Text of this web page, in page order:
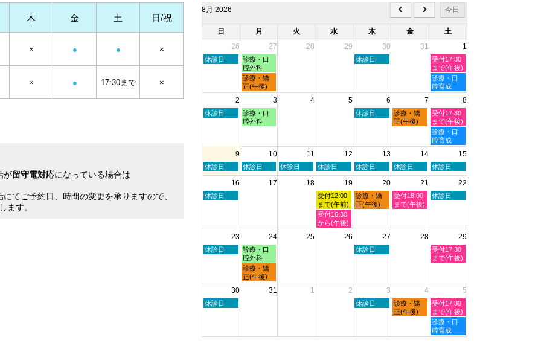
木 金 土 日/祝
× ● ● ×
× ● 17:30まで ×
が留守電対応になっている場合は
てご予約日、時間の変更を承りますので、
ます。
8月 2026 今日
日 月 火 水 木 金
土
26
27 28 29 30 31 1
日
月
2026
休診日
月
曜
日,
7
月
2026
診療・口
腔外科
木
月
2026
休診日
土
曜
日,
8
月
2026
受付17:30
まで(午後)
月
曜
日,
月
27th
2026
診療・矯
正(午後)
土
曜
日,
月
1st
2026
診療・口
腔育成
2 3 4 5 6 7 8
日
月
2026
休診日
月
曜
月
2026
診療・口
腔外科
木
月
2026
休診日
金
曜
月
2026
診療・矯
正(午後)
土
曜
日,
8
月
2026
受付17:30
まで(午後)
土
曜
日,
月
8th
診療・口
腔育成
9 10 11 12 13 14 15
日
曜
8
月
休診日
月
曜
休診日
火
曜
休診日
水
曜
8
月
12th
2026
休診日
木
曜
8
月
13th
休診日
金
曜
8
月
14th
休診日
土
曜
8
月
休診日
16 17 18 19 20 21 22
日
月
2026
休診日
水
曜
日,
8
月
受付12:00
まで(午前)
木
曜
月
2026
診療・矯
正(午後)
金
曜
月
受付18:00
まで(午後)
土
月
2026
休診日
水
曜
日,
受付16:30
から(午後)
23 24 25 26 27 28 29
日
月
2026
休診日
月
曜
日,
8
月
診療・口
腔外科
木
月
2026
休診日
土
曜
月
2026
受付17:30
まで(午後)
月
曜
日,
診療・矯
正(午後)
30 31 1 2 3 4 5
日
月
休診日
木
月
休診日
金
曜
月
診療・矯
正(午後)
土
曜
日,
9
月
受付17:30
まで(午後)
土
曜
日,
診療・口
腔育成